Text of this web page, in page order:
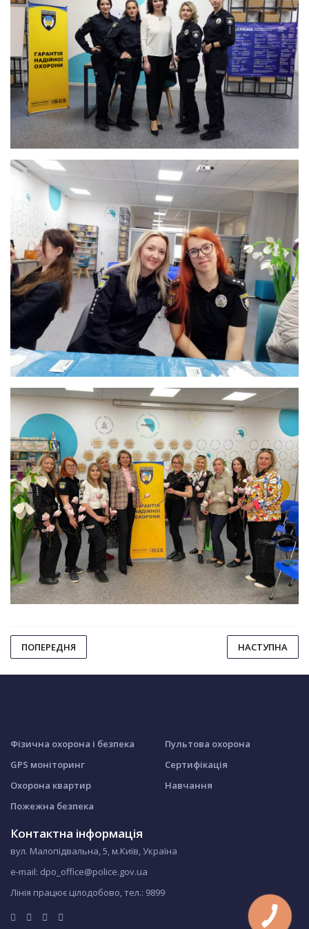
ПОПЕРЕДНЯ НАСТУПНА
Фізична охорона і безпека
GPS моніторинг
Охорона квартир
Пожежна безпека
Пультова охорона
Сертифікація
Навчання
Контактна інформація
вул. Малопідвальна, 5, м.Київ, Україна
e-mail: dpo_office@police.gov.ua
Лінія працює цілодобово, тел.: 9899